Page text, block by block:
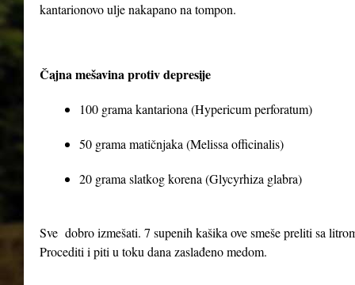
kantarionovo ulje nakapano na tompon.
Čajna mešavina protiv depresije
100 grama kantariona (Hypericum perforatum)
50 grama matičnjaka (Melissa officinalis)
20 grama slatkog korena (Glycyrhiza glabra)
Sve dobro izmešati. 7 supenih kašika ove smeše preliti sa
Procediti i piti u toku dana zaslađeno medom.